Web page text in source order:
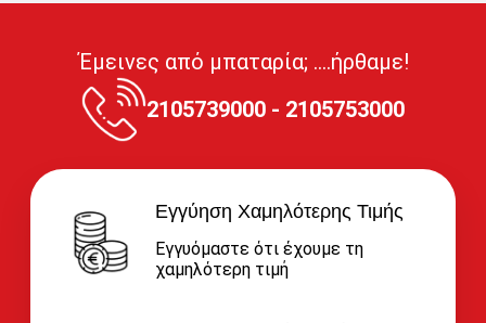
Έμεινες από μπαταρία; ....ήρθαμε!
2105739000 - 2105753000
Εγγύηση Χαμηλότερης Τιμής
Εγγυόμαστε ότι έχουμε τη
χαμηλότερη τιμή